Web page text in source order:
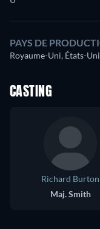
PAYS DE
Royaume-Uni, États-
CASTING
Richard Burton
Maj. Smith